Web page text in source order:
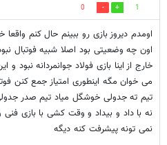
1
0
اومدم دیروز بازی رو ببینم حال کنم واقعا
اون چه وضعیتی بود اصلا شبیه فوتبال
خارج از اینا بازی فولاد جوانمردانه
می خوان مگه اینطوری امتیاز جمع کنن
تیم ته جدولی خوشگل میاد تیم صدر
نه با داد و بیداد و وقت کشی با بازی فنی
نمی تونه پیشرفت کنه دیگه